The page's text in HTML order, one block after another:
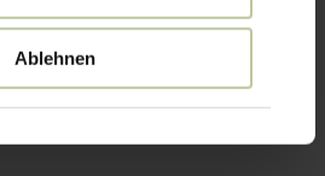
Ablehnen